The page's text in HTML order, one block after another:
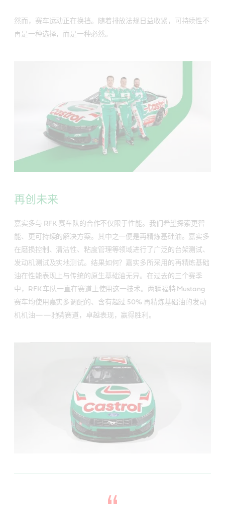
然而，赛车运动正在换挡。随着排放法规日益收紧，可持续性不
再是一种选择，而是一种必然。
再创未来
嘉实多与 RFK 赛车队的合作不仅限于性能。我们希望探索更智
能、更可持续的解决方案。其中之一便是再精炼基础油。嘉实多
在磨损控制、清洁性、粘度管理等领域进行了广泛的台架测试、
发动机测试及实地测试。结果如何？嘉实多所采用的再精炼基础
油在性能表现上与传统的原生基础油无异。在过去的三个赛季
中，RFK 车队一直在赛道上使用这一技术。两辆福特 Mustang
赛车均使用嘉实多调配的、含有超过 50% 再精炼基础油的发动
机机油——驰骋赛道，卓越表现，赢得胜利。